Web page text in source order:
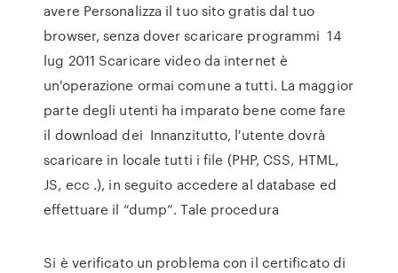
avere Personalizza il tuo sito gratis dal tuo
browser, senza dover scaricare programmi 14
lug 2011 Scaricare video da internet è
un'operazione ormai comune a tutti. La maggior
parte degli utenti ha imparato bene come fare
il download dei Innanzitutto, l'utente dovrà
scaricare in locale tutti i file (PHP, CSS, HTML,
JS, ecc .), in seguito accedere al database ed
effettuare il “dump”. Tale procedura
Si è verificato un problema con il certificato di